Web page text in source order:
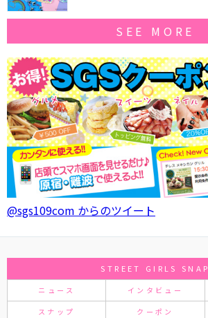
SEE MORE
@sgs109com からのツイート
STREET GIRLS SNAP
ニュース インタビュー
スナップ クーポン